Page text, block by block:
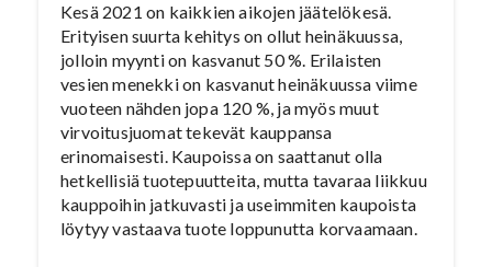
Kesä 2021 on kaikkien aikojen jäätelökesä.
Erityisen suurta kehitys on ollut heinäkuussa,
jolloin myynti on kasvanut 50 %. Erilaisten
vesien menekki on kasvanut heinäkuussa viime
vuoteen nähden jopa 120 %, ja myös muut
virvoitusjuomat tekevät kauppansa
erinomaisesti. Kaupoissa on saattanut olla
hetkellisiä tuotepuutteita, mutta tavaraa liikkuu
kauppoihin jatkuvasti ja useimmiten kaupoista
löytyy vastaava tuote loppunutta korvaamaan.